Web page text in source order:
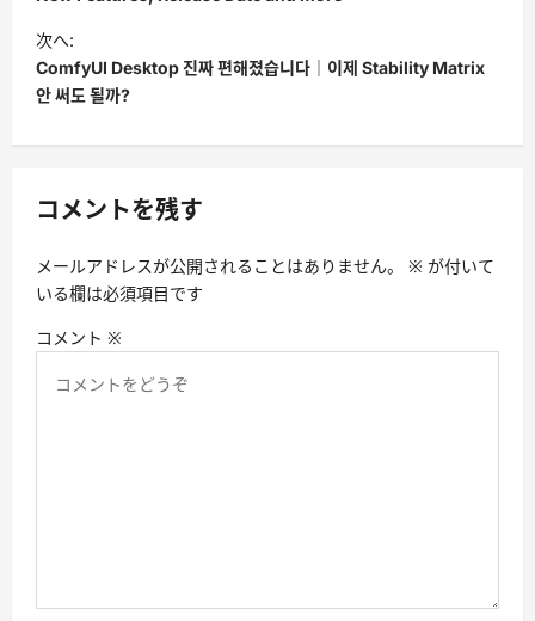
ビ
ゲ
ー
シ
ン
次へ:
ComfyUI Desktop 진짜 편해졌습니다｜이제 Stability Matrix
안 써도 될까?
コメントを残す
メールアドレスが公開されることはありません。 ※ が付いて
いる欄は必須項目です
コメント ※